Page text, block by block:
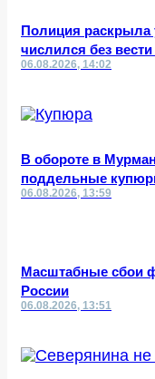
Полиция
числился без
06.08.2026, 14:02
В обороте в
поддельные
06.08.2026, 13:59
Масштабные сбои
России
06.08.2026, 13:51